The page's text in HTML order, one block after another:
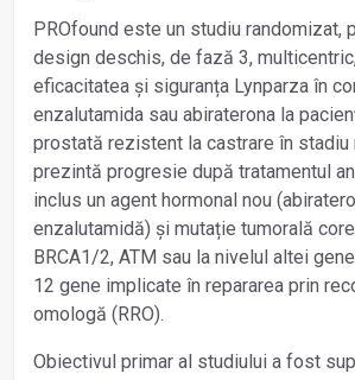
PROfound este un studiu randomizat,
design deschis, de fază 3,
eficacitatea și siguranța Lynparza în
enzalutamida sau abiraterona la
prostată rezistent la castrare în stadiu
prezintă progresie după tratamentul
inclus un agent hormonal nou
enzalutamidă) și mutație tumorală
BRCA1/2, ATM sau la nivelul altei
12 gene implicate în repararea prin
omologă (RRO).
Obiectivul primar al studiului a fost